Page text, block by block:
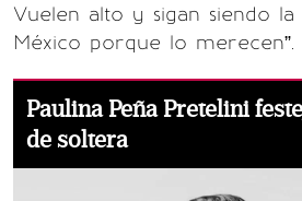
Vuelen alto y sigan siendo
México porque lo merecen”.
Paulina Peña Pretelini
de soltera